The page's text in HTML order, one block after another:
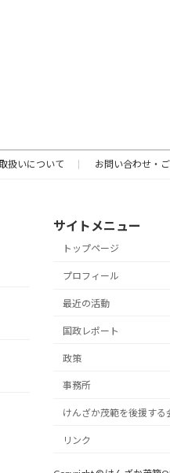
扱いについて お問い合わせ・
サイトメニュー
トップページ
プロフィール
最近の活動
国政レポート
政策
事務所
けんざか茂範を後援する
リンク